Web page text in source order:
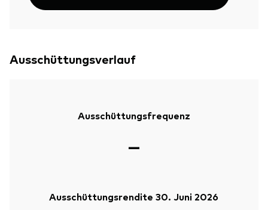
Ausschüttungsverlauf
Ausschüttungsfrequenz
—
Ausschüttungsrendite 30. Juni 2026